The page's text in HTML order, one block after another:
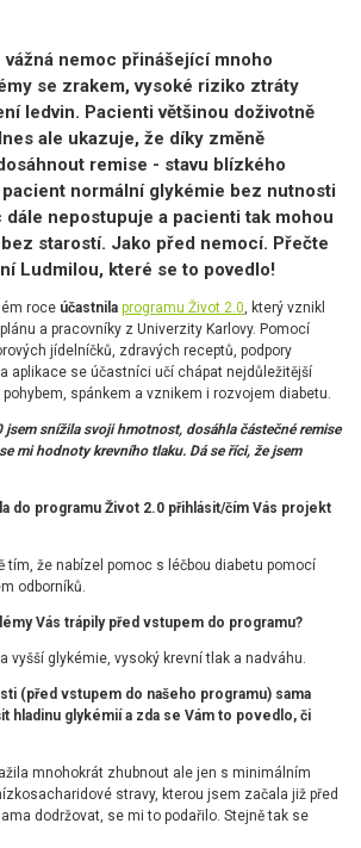
vážná nemoc přinášející mnoho
se zrakem, vysoké riziko ztráty
ledvin. Pacienti většinou doživotně
ale ukazuje, že díky změně
remise - stavu blízkého
normální glykémie bez nutnosti
dále nepostupuje a pacienti tak mohou
starostí. Jako před nemocí. Přečte
Ludmilou, které se to povedlo!
roce účastnila programu Život 2.0, který vznikl
a pracovníky z Univerzity Karlovy. Pomocí
jídelníčků, zdravých receptů, podpory
aplikace se účastníci učí chápat nejdůležitější
spánkem a vznikem i rozvojem diabetu.
jsem snížila svoji hmotnost, dosáhla částečné remise
mi hodnoty krevního tlaku. Dá se říci, že jsem
do programu Život 2.0 přihlásit/čím Vás projekt
tím, že nabízel pomoc s léčbou diabetu pomocí
odborníků.
Vás trápily před vstupem do programu?
vyšší glykémie, vysoký krevní tlak a nadváhu.
(před vstupem do našeho programu) sama
hladinu glykémií a zda se Vám to povedlo, či
mnohokrát zhubnout ale jen s minimálním
stravy, kterou jsem začala již před
dodržovat, se mi to podařilo. Stejně tak se